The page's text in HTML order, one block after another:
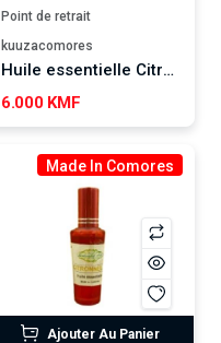
Point de retrait
kuuzacomores
Huile essentielle Citronnelle SALSABIL ART
6.000 KMF
Made In Comores
Ajouter Au Panier